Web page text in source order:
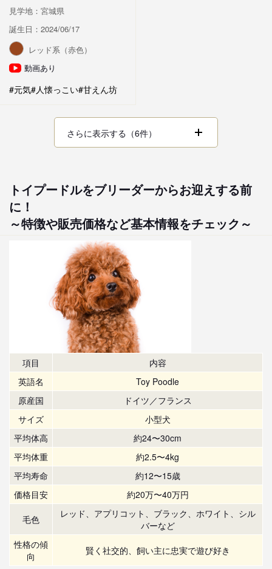
見学地：宮城県
誕生日：2024/06/17
レッド系（赤色）
動画あり
#元気#人懐っこい#甘えん坊
さらに表示する（6件）
トイプードルをブリーダーからお迎えする前
に！
～特徴や販売価格など基本情報をチェック～
項目
内容
英語名
Toy Poodle
原産国
ドイツ／フランス
サイズ
小型犬
平均体高
約24〜30cm
平均体重
約2.5〜4kg
平均寿命
約12〜15歳
価格目安
約20万〜40万円
毛色
レッド、アプリコット、ブラック、ホワイト、シル
バーなど
性格の傾
向
賢く社交的、飼い主に忠実で遊び好き